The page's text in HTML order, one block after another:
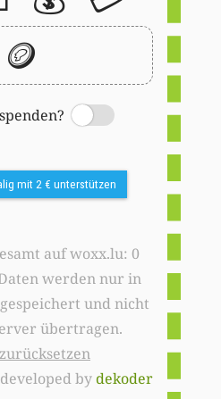
🪙
Switch
mit 2 € unterstützen
auf woxx.lu: 0
werden nur in
und nicht
übertragen.
developed bydekoder